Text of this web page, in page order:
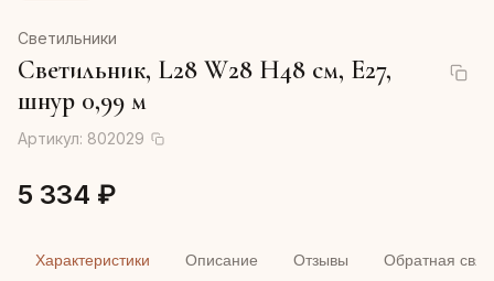
Светильники
Светильник, L28 W28 H48 см, Е27,
шнур 0,99 м
Артикул: 802029
5 334 ₽
Характеристики Описание Отзывы Обратная